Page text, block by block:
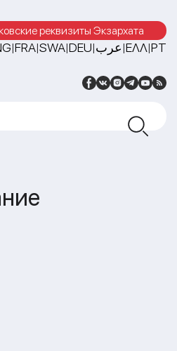
реквизиты Экзархата
|FRA|SWA|DEU|عرب|ΕΛΛ|PT